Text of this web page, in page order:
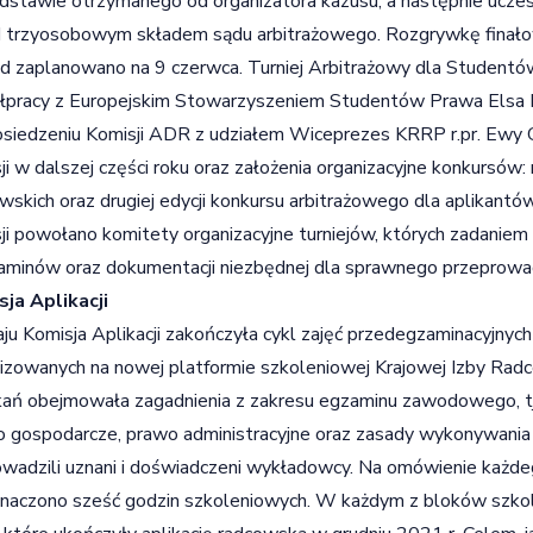
trzyosobowym składem sądu arbitrażowego. Rozgrywkę
zaplanowano na 9 czerwca. Turniej Arbitrażowy dla
z Europejskim Stowarzyszeniem Studentów Prawa Elsa
Komisji ADR z udziałem Wiceprezes KRRP r.pr. Ewy
w dalszej części roku oraz założenia organizacyjne
oraz drugiej edycji konkursu arbitrażowego dla
powołano komitety organizacyjne turniejów, których
oraz dokumentacji niezbędnej dla sprawnego
Aplikacji
Komisja Aplikacji zakończyła cykl zajęć
na nowej platformie szkoleniowej Krajowej Izby
obejmowała zagadnienia z zakresu egzaminu zawodowego,
gospodarcze, prawo administracyjne oraz zasady
uznani i doświadczeni wykładowcy. Na omówienie
sześć godzin szkoleniowych. W każdym z bloków